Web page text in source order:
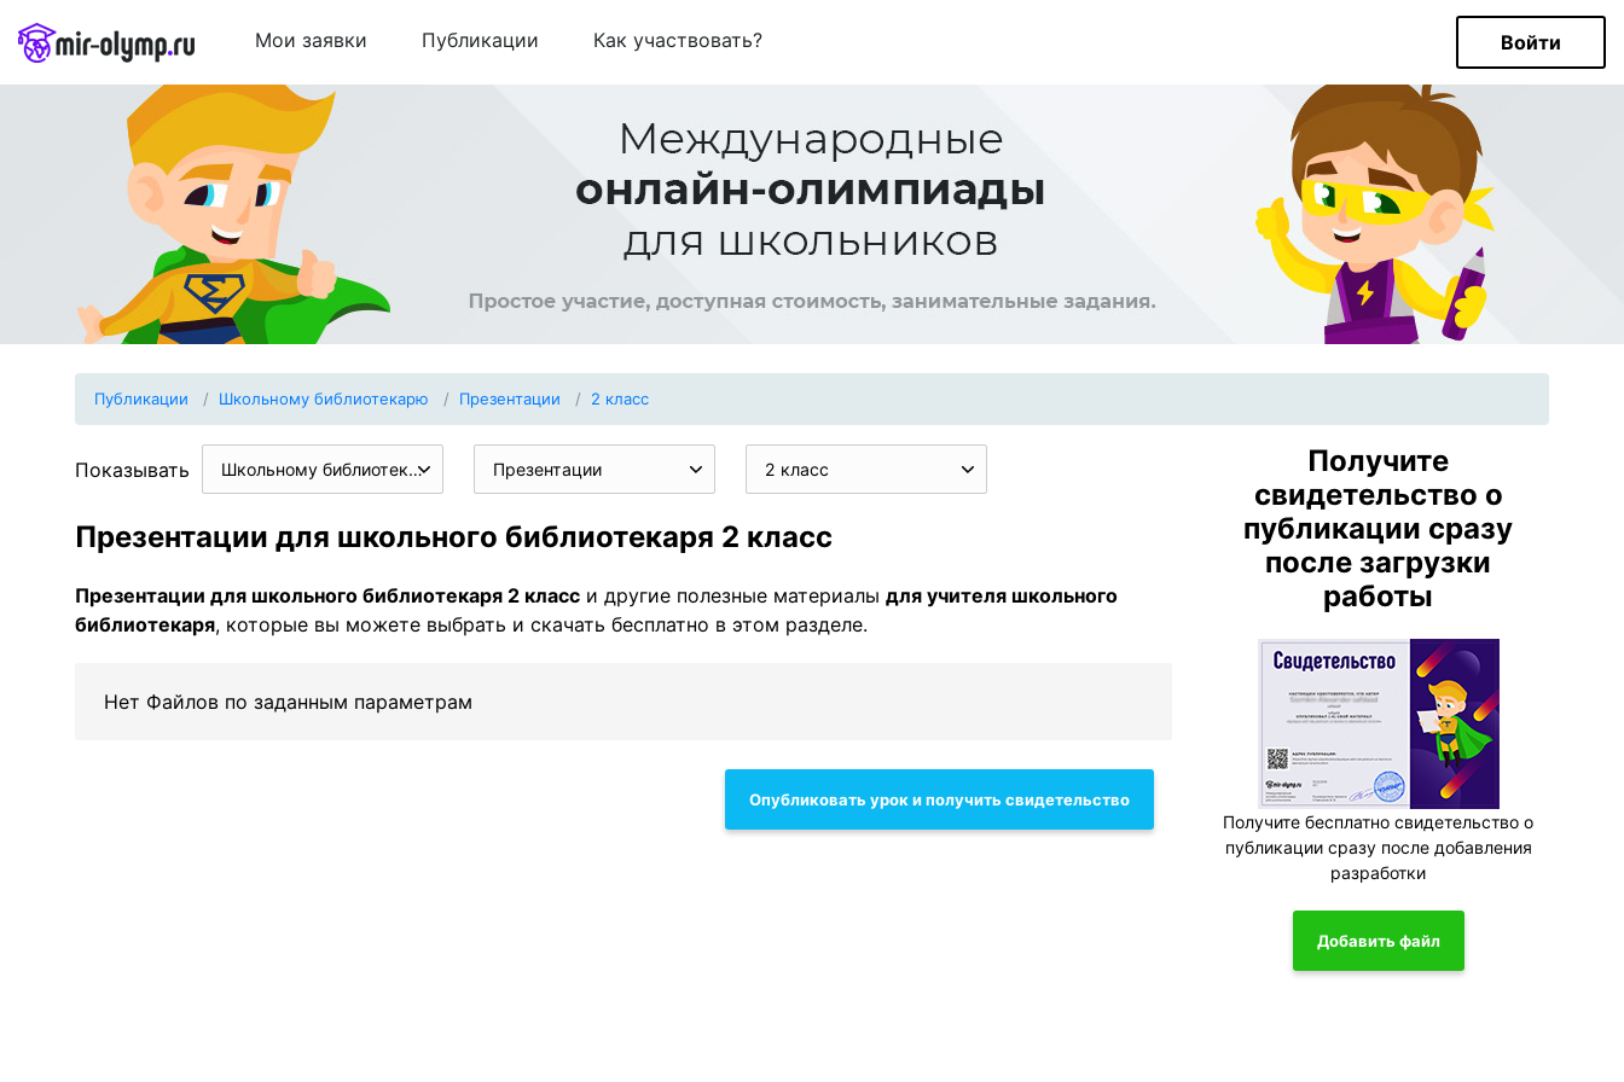
Мои заявки Публикации Как участвовать? Войти
Публикации Школьному библиотекарю Презентации 2 класс
Показывать Школьному библиотекарю Презентации 2 класс
Презентации для школьного библиотекаря 2 класс
Презентации для школьного библиотекаря 2 класс и другие полезные материалы для учителя школьного
библиотекаря, которые вы можете выбрать и скачать бесплатно в этом разделе.
Нет Файлов по заданным параметрам
Опубликовать урок и получить свидетельство
Получите
свидетельство о
публикации сразу
после загрузки
работы
Получите бесплатно свидетельство о
публикации сразу после добавления
разработки
Добавить файл